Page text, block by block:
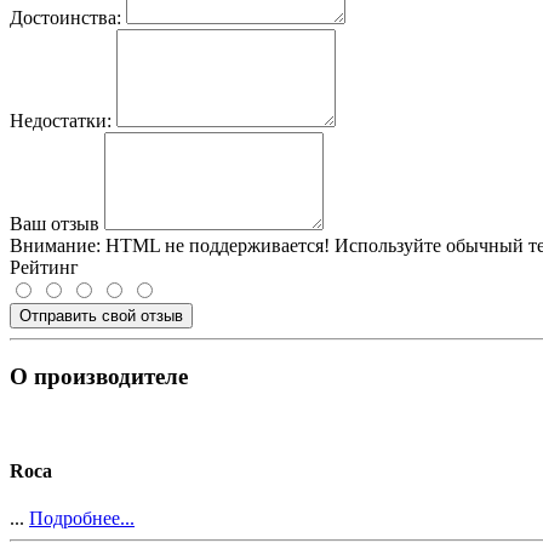
Достоинства:
Недостатки:
Ваш отзыв
Внимание: HTML не поддерживается! Используйте обычный
Рейтинг
Отправить свой отзыв
О производителе
Roca
... Подробнее...